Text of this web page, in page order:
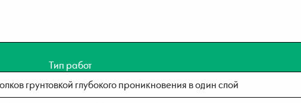
Тип работ
грунтовкой глубокого проникновения в один слой